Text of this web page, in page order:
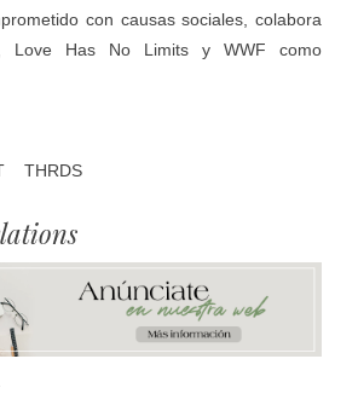
con causas sociales, colabora
Love Has No Limits y WWF como
THRDS